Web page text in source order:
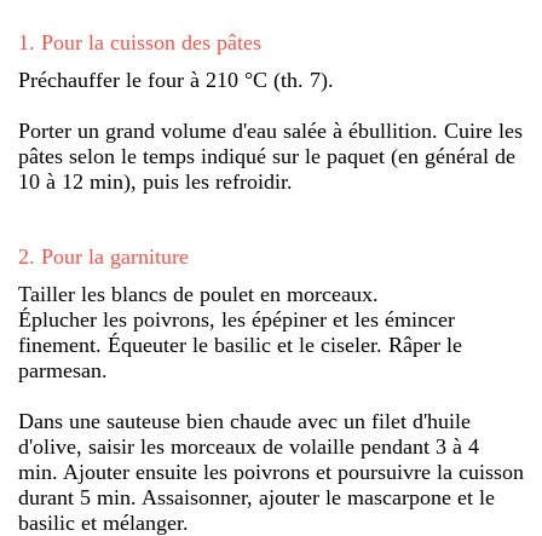
1 . Pour la cuisson des pâtes
Préchauffer le four à 210 °C (th. 7).
Porter un grand volume d'eau salée à ébullition. Cuire les
pâtes selon le temps indiqué sur le paquet (en général de
10 à 12 min), puis les refroidir.
2. Pour la garniture
Tailler les blancs de poulet en morceaux.
Éplucher les poivrons, les épépiner et les émincer
finement. Équeuter le basilic et le ciseler. Râper le
parmesan.
Dans une sauteuse bien chaude avec un filet d'huile
d'olive, saisir les morceaux de volaille pendant 3 à 4
min. Ajouter ensuite les poivrons et poursuivre la cuisson
durant 5 min. Assaisonner, ajouter le mascarpone et le
basilic et mélanger.